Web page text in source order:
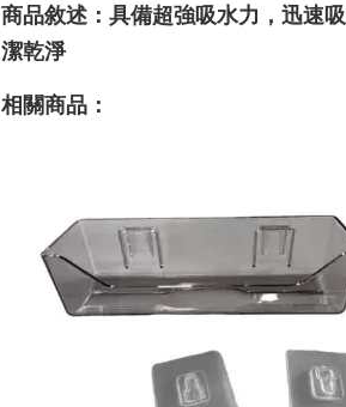
商品敘述：具備超強吸水力，迅速
潔乾淨
相關商品：